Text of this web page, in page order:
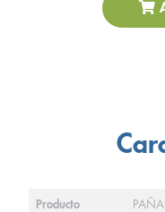
Producto